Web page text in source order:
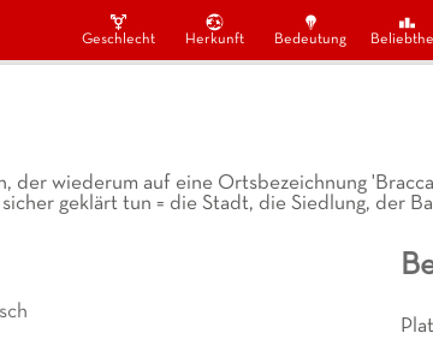
Geschlecht Herkunft Bedeutung
der wiederum auf eine Ortsbezeichnung
geklärt tun = die Stadt, die Siedlung, der